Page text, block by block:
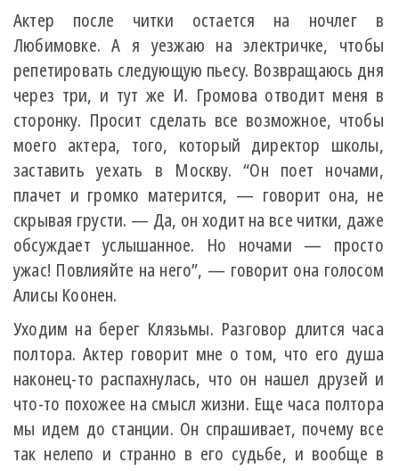
Актер после читки остается на ночлег в
Любимовке. А я уезжаю на электричке, чтобы
репетировать следующую пьесу. Возвращаюсь дня
через три, и тут же И. Громова отводит меня в
сторонку. Просит сделать все возможное, чтобы
моего актера, того, который директор школы,
заставить уехать в Москву. “Он поет ночами,
плачет и громко матерится, — говорит она, не
скрывая грусти. — Да, он ходит на все читки, даже
обсуждает услышанное. Но ночами — просто
ужас! Повлияйте на него”, — говорит она голосом
Алисы Коонен.
Уходим на берег Клязьмы. Разговор длится часа
полтора. Актер говорит мне о том, что его душа
наконец-то распахнулась, что он нашел друзей и
что-то похожее на смысл жизни. Еще часа полтора
мы идем до станции. Он спрашивает, почему все
так нелепо и странно в его судьбе, и вообще в